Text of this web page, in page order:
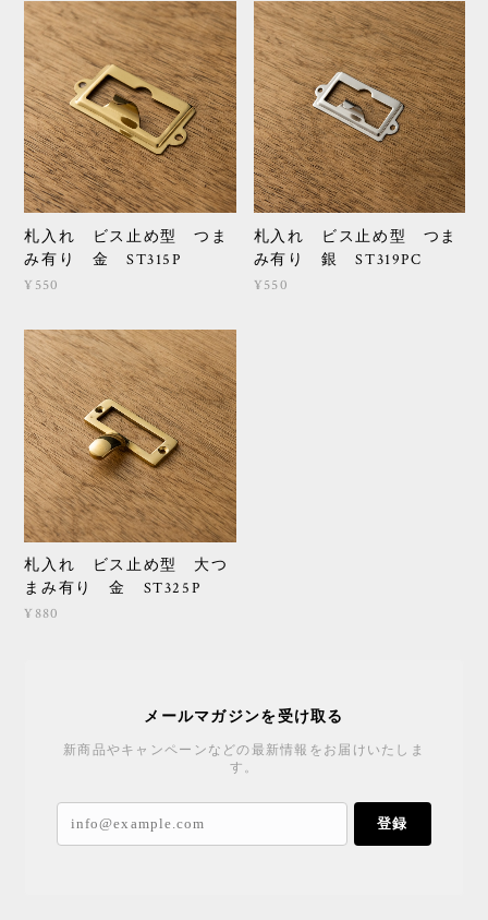
札入れ ビス止め型 つま
み有り 金 ST315P
¥550
札入れ ビス止め型 つま
み有り 銀 ST319PC
¥550
札入れ ビス止め型 大つ
まみ有り 金 ST325P
¥880
メールマガジンを受け取る
新商品やキャンペーンなどの最新情報をお届けいたしま
す。
登録